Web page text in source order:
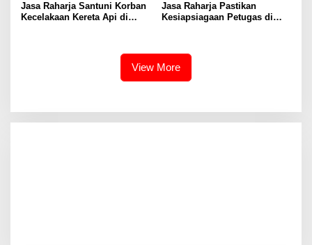
Jasa Raharja Santuni Korban
Kecelakaan Kereta Api di
Jasa Raharja Pastikan
Kesiapsiagaan Petugas di
View More